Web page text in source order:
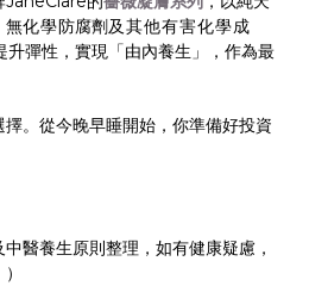
無化學防腐劑 及其他有害化學成
升彈性，實現「由內養生」，作為最
。從今晚早睡開始，你準備好投資
中醫養生原則整理，如有健康疑慮，